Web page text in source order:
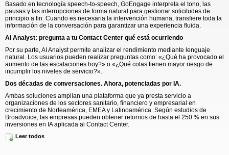
Basado en tecnología speech-to-speech, GoEngage interpreta el tono, las
pausas y las interrupciones de forma natural para gestionar solicitudes de
principio a fin. Cuando es necesaria la intervención humana, transfiere toda la
información de la conversación para garantizar una experiencia fluida.
AI Analyst: pregunta a tu Contact Center qué está ocurriendo
Por su parte, AI Analyst permite analizar el rendimiento mediante lenguaje
natural. Los usuarios pueden realizar preguntas como: «¿Qué ha provocado el
aumento de las escalaciones hoy?» o «¿Qué colas tienen mayor riesgo de
incumplir los niveles de servicio?».
Dos décadas de conversaciones. Ahora, potenciadas por IA.
Ambas soluciones amplían una plataforma que ya presta servicio a
organizaciones de los sectores sanitario, financiero y empresarial en
crecimiento de Norteamérica, EMEA y Latinoamérica. Según estudios de
Broadvoice, las empresas pueden obtener retornos de hasta el 250 % en sus
inversiones en IA aplicada al Contact Center.
“Broadvoice nació con la convicción de que las conversaciones importan”,
Leer todos